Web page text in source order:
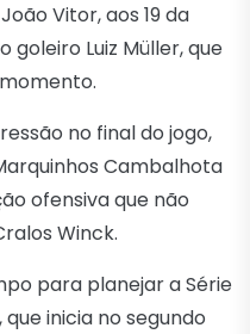
Vitor, aos 19 da
goleiro Luiz Müller, que
no final do jogo,
Cambalhota
ofensiva que não
Winck.
para planejar a Série
inicia no segundo